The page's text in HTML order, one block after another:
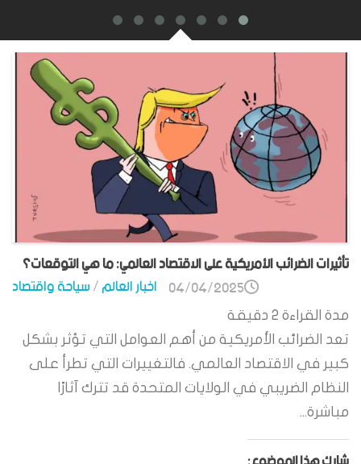
تأثيرات الضرائب الأمريكية على الاقتصاد العالمي: ما هي التوقعات؟
اخبار العالم/سياحة واقتصاد 04/04/2025
مدة القراءة 2 دقيقة
تعد الضرائب الأمريكية من أهم العوامل التي تؤثر بشكل
كبير في الاقتصاد العالمي. فالتغييرات التي تطرأ على
النظام الضريبي في الولايات المتحدة قد تترك آثارًا
مباشرة...